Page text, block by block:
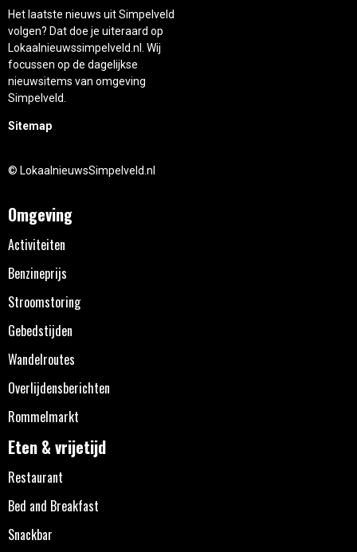
Het laatste nieuws uit Simpelveld
volgen? Dat doe je uiteraard op
Lokaalnieuwssimpelveld.nl. Wij
focussen op de dagelijkse
nieuwsitems van omgeving
Simpelveld.
Sitemap
© LokaalnieuwsSimpelveld.nl
Omgeving
Activiteiten
Benzineprijs
Stroomstoring
Gebedstijden
Wandelroutes
Overlijdensberichten
Rommelmarkt
Eten & vrijetijd
Restaurant
Bed and Breakfast
Snackbar